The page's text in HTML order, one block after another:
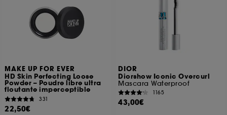
MAKE UP FOR EVER
HD Skin Perfecting Loose
Powder – Poudre libre ultra
floutante imperceptible
331
22,50€
DIOR
Diorshow Iconic Overcurl
Mascara Waterproof
1165
43,00€